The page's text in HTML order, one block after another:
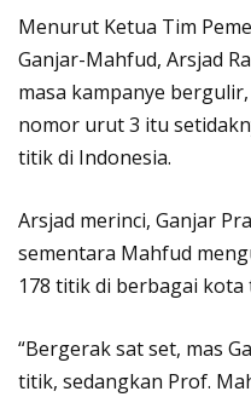
Menurut Ketua Tim
Ganjar-Mahfud, Arsjad
masa kampanye
nomor urut 3 itu
titik di Indonesia.
Arsjad merinci, Ganjar
sementara Mahfud
178 titik di berbagai
“Bergerak sat set, mas
titik, sedangkan Prof.